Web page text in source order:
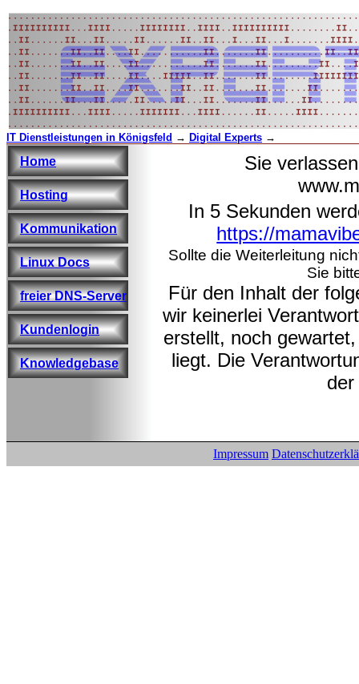
IT Dienstleistungen in Königsfeld → Digital Experts →
Sie
In 5 Sekunden
https://
Sollte die Weiterleitung
Sie
Für den Inhalt der
wir keinerlei
erstellt, noch
liegt. Die
Home
Hosting
Kommunikation
Linux Docs
freier DNS-Server
Kundenlogin
Knowledgebase
Impressum